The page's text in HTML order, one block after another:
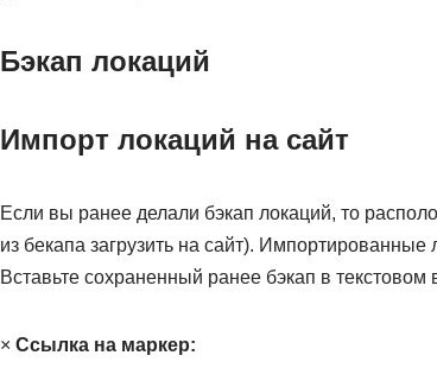
Бэкап локаций
Импорт локаций на сайт
Если вы ранее делали бэкап локаций, то
из бекапа загрузить на сайт).
Вставьте сохраненный ранее бэкап в текстовом
× Ссылка на маркер: